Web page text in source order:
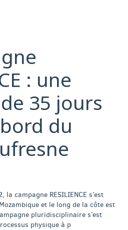
: une
35 jours
du
campagne RESILIENCE s’est
et le long de la côte est
pluridisciplinaire s’est
physique à p